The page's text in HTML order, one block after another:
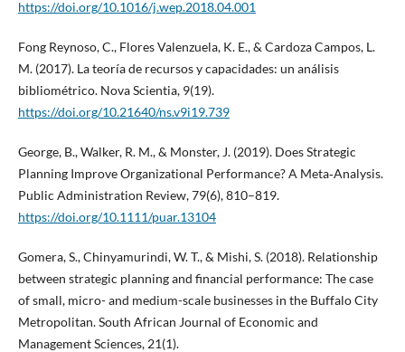
https://doi.org/10.1016/j.wep.2018.04.001
Fong Reynoso, C., Flores Valenzuela, K. E., & Cardoza Campos, L.
M. (2017). La teoría de recursos y capacidades: un análisis
bibliométrico. Nova Scientia, 9(19).
https://doi.org/10.21640/ns.v9i19.739
George, B., Walker, R. M., & Monster, J. (2019). Does Strategic
Planning Improve Organizational Performance? A Meta‐Analysis.
Public Administration Review, 79(6), 810–819.
https://doi.org/10.1111/puar.13104
Gomera, S., Chinyamurindi, W. T., & Mishi, S. (2018). Relationship
between strategic planning and financial performance: The case
of small, micro- and medium-scale businesses in the Buffalo City
Metropolitan. South African Journal of Economic and
Management Sciences, 21(1).